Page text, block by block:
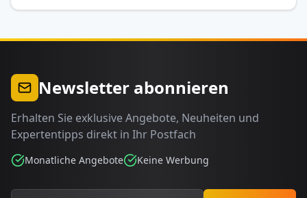
Newsletter abonnieren
Erhalten Sie exklusive Angebote, Neuheiten und
Expertentipps direkt in Ihr Postfach
Monatliche Angebote Keine Werbung